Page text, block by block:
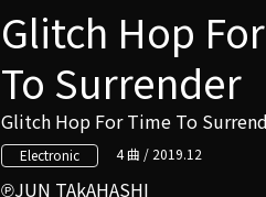
Glitch Hop
To Surrender
Glitch Hop For Time To
Electronic 4 曲 / 2019.12
JUN TAkAHASHI